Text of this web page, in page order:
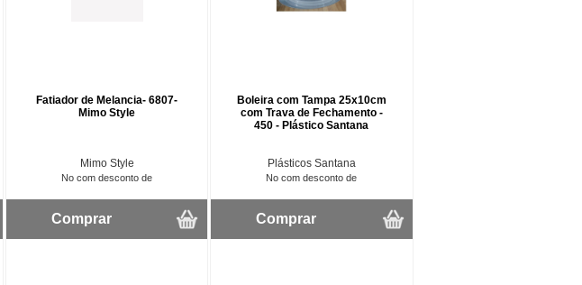
Fatiador de Melancia- 6807-
Mimo Style
Mimo Style
No com desconto de
Comprar
Boleira com Tampa 25x10cm
com Trava de Fechamento -
450 - Plástico Santana
Plásticos Santana
No com desconto de
Comprar